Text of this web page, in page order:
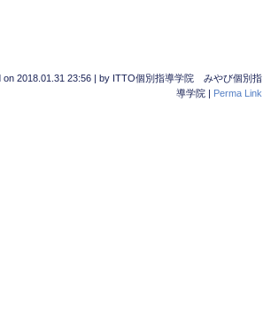
on 2018.01.31 23:56 | by ITTO個別指導学院 みやび個別指
導学院 | Perma Link